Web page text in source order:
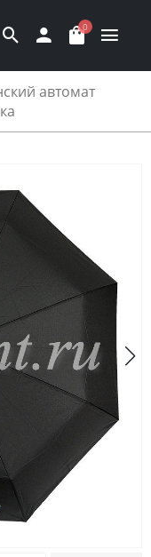
0
автомат